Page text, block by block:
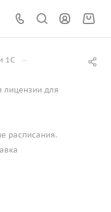
1С —
лицензии для
расписания.